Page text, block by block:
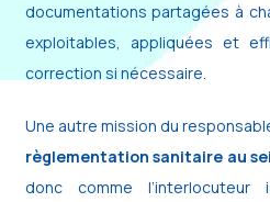
documentations partagées à
exploitables, appliquées et
correction si nécessaire.
Une autre mission du
règlementation sanitaire au
donc comme